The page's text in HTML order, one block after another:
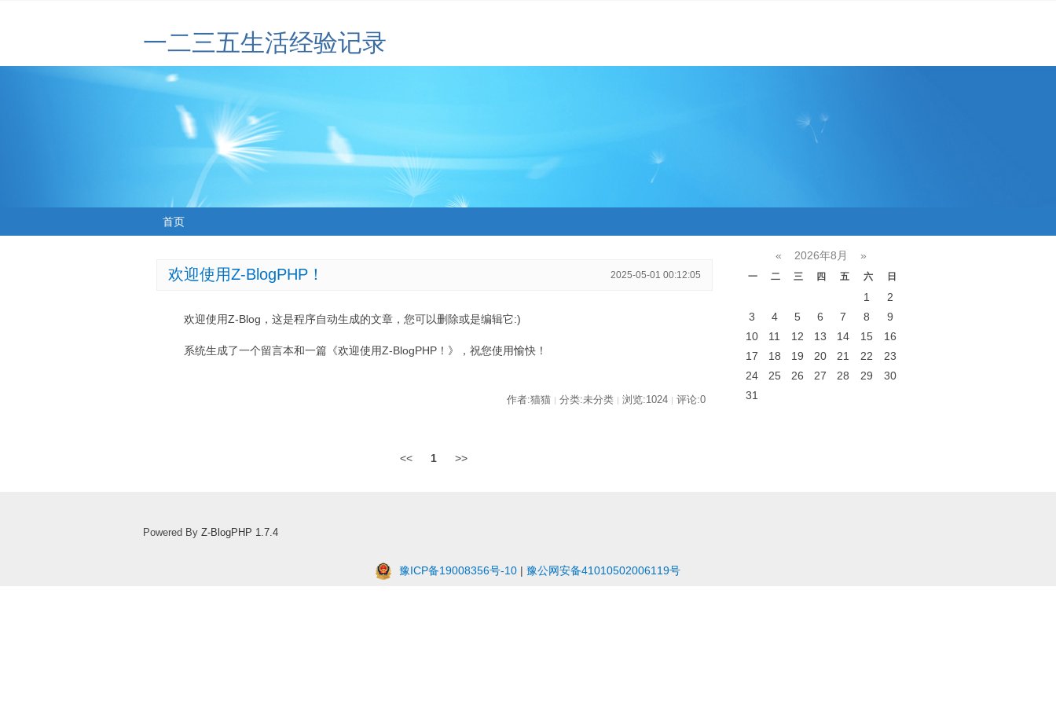
一二三五生活经验记录
首页
欢迎使用Z-BlogPHP！ 2025-05-01 00:12:05
欢迎使用Z-Blog，这是程序自动生成的文章，您可以删除或是编辑它:)
系统生成了一个留言本和一篇《欢迎使用Z-BlogPHP！》，祝您使用愉快！
作者:猫猫 | 分类:未分类 | 浏览:1024 | 评论:0
<< 1 >>
« 2026年8月 »
一 二 三 四 五 六 日
1
2
3
4 5 6 7 8
9
10
11 12 13 14 15
16
17
18 19 20 21 22
23
24
25 26 27 28 29
30
31
Powered By Z-BlogPHP 1.7.4
豫ICP备19008356号-10 | 豫公网安备41010502006119号